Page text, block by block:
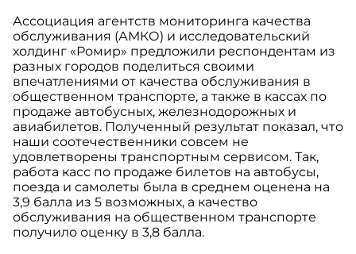
Ассоциация агентств мониторинга качества
обслуживания (АМКО) и исследовательский
холдинг «Ромир» предложили респондентам из
разных городов поделиться своими
впечатлениями от качества обслуживания в
общественном транспорте, а также в кассах по
продаже автобусных, железнодорожных и
авиабилетов. Полученный результат показал, что
наши соотечественники совсем не
удовлетворены транспортным сервисом. Так,
работа касс по продаже билетов на автобусы,
поезда и самолеты была в среднем оценена на
3,9 балла из 5 возможных, а качество
обслуживания на общественном транспорте
получило оценку в 3,8 балла.